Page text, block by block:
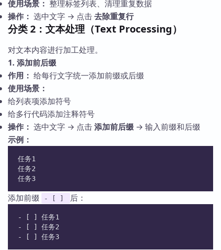
使用场景： 整理标签列表、清理重复数据
操作： 选中文字 → 点击去除重复行
分类 2：文本处理（Text Processing）
对文本内容进行加工处理。
1. 添加前后缀
作用： 给每行文字统一添加前缀或后缀
使用场景：
给列表项添加符号
给多行代码添加注释符号
操作： 选中文字 → 点击添加前后缀 → 输入前缀和后缀
示例：
任务1
任务2
任务3
添加前缀 - [ ] 后：
- [ ] 任务1
- [ ] 任务2
- [ ] 任务3